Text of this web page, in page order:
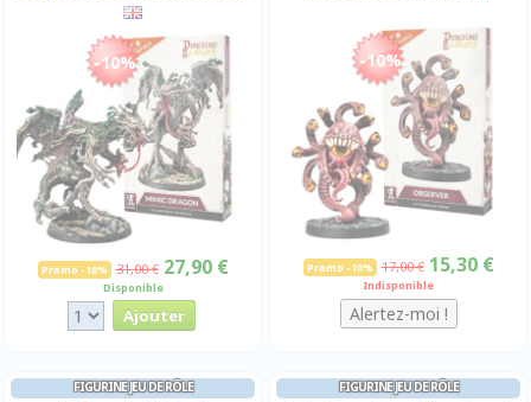
-10%
Promo -10% 31,00 € 27,90 €
Disponible
-10%
Promo -10% 17,00 € 15,30 €
Indisponible
FIGURINE JEU DE RÔLE FIGURINE JEU DE RÔLE